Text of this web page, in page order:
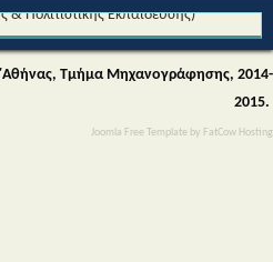
Joomla Free Template by FatCow Hosting
& Πολιτιστικής Εκπαίδευσης)
Τμήμα Μηχανογράφησης, 2014-
2015.